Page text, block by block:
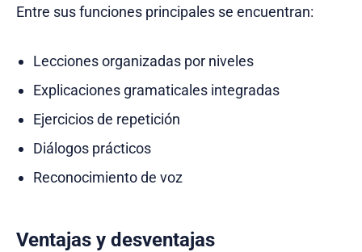
Entre sus funciones principales se encuentran:
Lecciones organizadas por niveles
Explicaciones gramaticales integradas
Ejercicios de repetición
Diálogos prácticos
Reconocimiento de voz
Ventajas y desventajas